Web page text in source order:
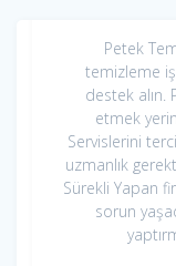
Petek
temizleme
destek alın.
etmek
Servislerini
uzmanlık
Sürekli Yapan
sorun